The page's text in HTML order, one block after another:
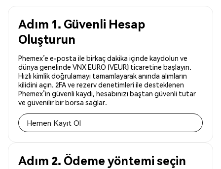
Adım 1. Güvenli Hesap
Oluşturun
Phemex’e e-posta ile birkaç dakika içinde kaydolun ve
dünya genelinde VNX EURO (VEUR) ticaretine başlayın.
Hızlı kimlik doğrulamayı tamamlayarak anında alımların
kilidini açın. 2FA ve rezerv denetimleri ile desteklenen
Phemex’in güvenli kaydı, hesabınızı baştan güvenli tutar
ve güvenilir bir borsa sağlar.
Hemen Kayıt Ol
Adım 2. Ödeme yöntemi seçin